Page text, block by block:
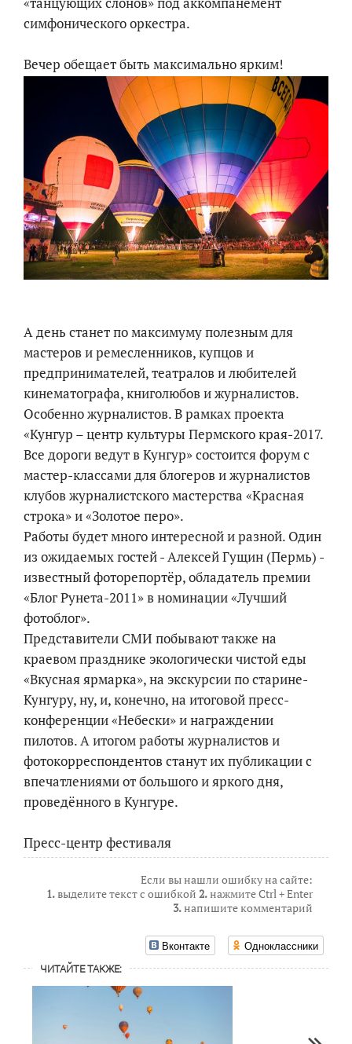
симфонического оркестра.
Вечер обещает быть максимально ярким!
А день станет по максимуму полезным для
мастеров и ремесленников, купцов и
предпринимателей, театралов и любителей
кинематографа, книголюбов и журналистов.
Особенно журналистов. В рамках проекта
«Кунгур – центр культуры Пермского края-2017.
Все дороги ведут в Кунгур» состоится форум с
мастер-классами для блогеров и журналистов
клубов журналистского мастерства «Красная
строка» и «Золотое перо».
Работы будет много интересной и разной. Один
из ожидаемых гостей - Алексей Гущин (Пермь) -
известный фоторепортёр, обладатель премии
«Блог Рунета-2011» в номинации «Лучший
фотоблог».
Представители СМИ побывают также на
краевом празднике экологически чистой еды
«Вкусная ярмарка», на экскурсии по старине-
Кунгуру, ну, и, конечно, на итоговой пресс-
конференции «Небески» и награждении
пилотов. А итогом работы журналистов и
фотокорреспондентов станут их публикации с
впечатлениями от большого и яркого дня,
проведённого в Кунгуре.
Пресс-центр фестиваля
Если вы нашли ошибку на сайте:
1.выделите текст с ошибкой 2.нажмите Ctrl + Enter
3.напишите комментарий
Вконтакте Одноклассники
ЧИТАЙТЕ ТАКЖЕ: